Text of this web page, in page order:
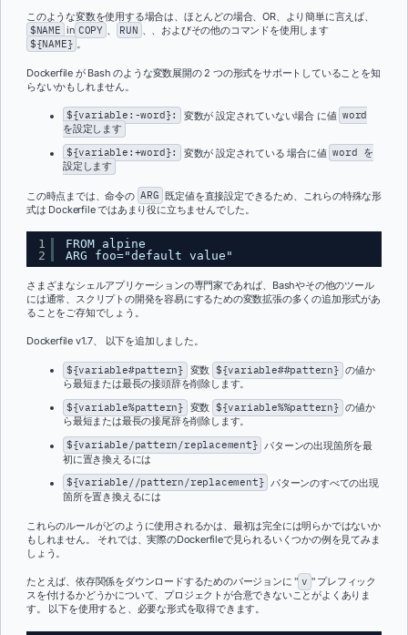
このような変数を使用する場合は、ほとんどの場合、OR、より簡単に言えば、
$NAME in COPY 、 RUN 、、およびその他のコマンドを使用します
${NAME} 。
Dockerfile が Bash のような変数展開の 2 つの形式をサポートしていることを知
らないかもしれません。
${variable:-word}: 変数が 設定されていない場合 に値 word
を設定します
${variable:+word}:
変数が 設定されている 場合に値 word を
設定します
この時点までは、命令の ARG 既定値を直接設定できるため、これらの特殊な形
式は Dockerfile ではあまり役に立ちませんでした。
1
2
FROM alpine
ARG foo="default value"
さまざまなシェルアプリケーションの専門家であれば、Bashやその他のツール
には通常、スクリプトの開発を容易にするための変数拡張の多くの追加形式があ
ることをご存知でしょう。
Dockerfile v1.7、 以下を追加しました。
${variable#pattern} 変数 ${variable##pattern} の値か
ら最短または最長の接頭辞を削除します。
${variable%pattern} 変数 ${variable%%pattern} の値か
ら最短または最長の接尾辞を削除します。
${variable/pattern/replacement} パターンの出現箇所を最
初に置き換えるには
${variable//pattern/replacement} パターンのすべての出現
箇所を置き換えるには
これらのルールがどのように使用されるかは、最初は完全には明らかではないか
もしれません。 それでは、実際のDockerfileで見られるいくつかの例を見てみま
しょう。
たとえば、依存関係をダウンロードするためのバージョンに " v " プレフィック
スを付けるかどうかについて、プロジェクトが合意できないことがよくありま
す。 以下を使用すると、必要な形式を取得できます。